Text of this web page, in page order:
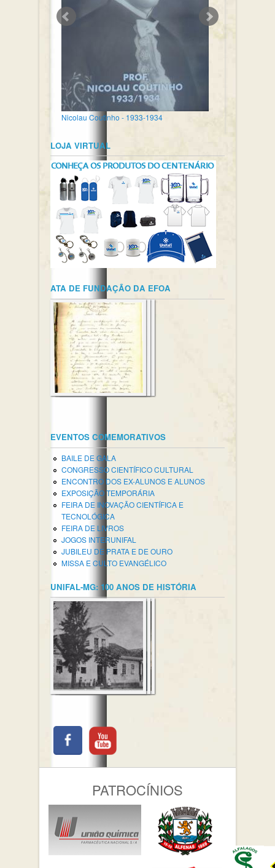
Nicolau Coutinho - 1933-1934
LOJA VIRTUAL
ATA DE FUNDAÇÃO DA EFOA
EVENTOS COMEMORATIVOS
BAILE DE GALA
CONGRESSO CIENTÍFICO CULTURAL
ENCONTRO DOS EX-ALUNOS E ALUNOS
EXPOSIÇÃO TEMPORÁRIA
FEIRA DE INOVAÇÃO CIENTÍFICA E
TECNOLÓGICA
FEIRA DE LIVROS
JOGOS INTERUNIFAL
JUBILEU DE PRATA E DE OURO
MISSA E CULTO EVANGÉLICO
UNIFAL-MG: 100 ANOS DE HISTÓRIA
PATROCÍNIOS